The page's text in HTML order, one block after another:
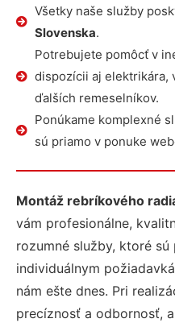
Všetky naše služby
Slovenska.
Potrebujete pomôcť v
dispozícii aj elektrikára,
ďalších remeselníkov.
Ponúkame komplexné
sú priamo v ponuke
Montáž rebríkového
vám profesionálne,
rozumné služby, ktoré sú
individuálnym
nám ešte dnes. Pri
precíznosť a odbornosť,